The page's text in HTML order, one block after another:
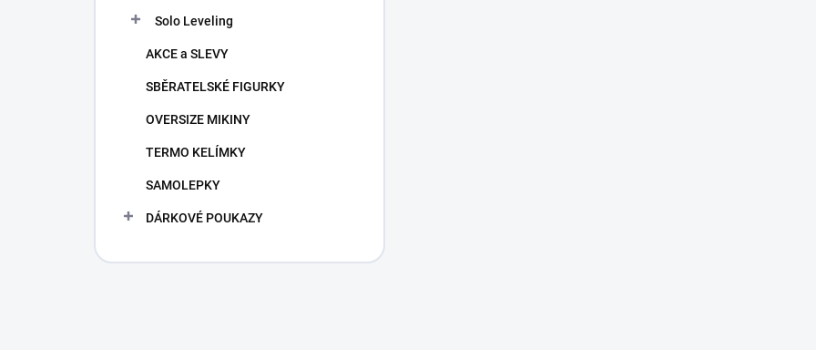
Solo Leveling
AKCE a SLEVY
SBĚRATELSKÉ FIGURKY
OVERSIZE MIKINY
TERMO KELÍMKY
SAMOLEPKY
DÁRKOVÉ POUKAZY